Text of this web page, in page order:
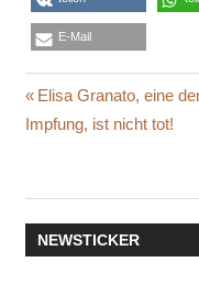
E-Mail
COVID
Vorheriger
Beitrag:
Elisa Granato, eine
Impfung, ist nicht tot!
NEWSTICKER